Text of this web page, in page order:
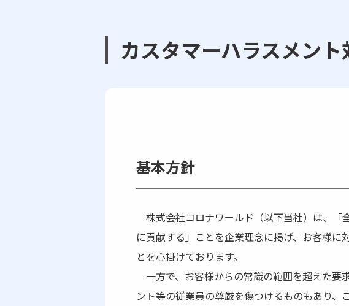
カスタマーハラスメン
基本方針
株式会社コロナワールド（以下当社）は、「
に貢献する」ことを企業理念に掲げ、お客様
とを心掛けております。
一方で、お客様からの常識の範囲を超えた要
ント等の従業員の尊厳を傷つけるものもあり